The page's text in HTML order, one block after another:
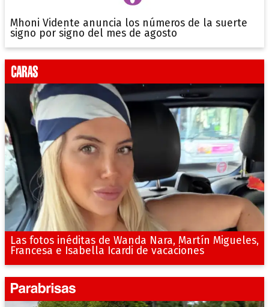
Mhoni Vidente anuncia los números de la suerte
signo por signo del mes de agosto
Las fotos inéditas de Wanda Nara, Martín Migueles,
Francesa e Isabella Icardi de vacaciones